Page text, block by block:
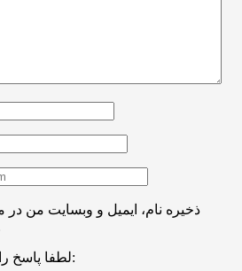
ذخیره نام، ایمیل و وبسایت من در
لطفا پاسخ را به عدد انگلیسی وارد کنید: